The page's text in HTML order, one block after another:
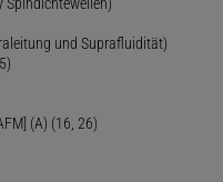
und Suprafluidität)
(A) (16, 26)